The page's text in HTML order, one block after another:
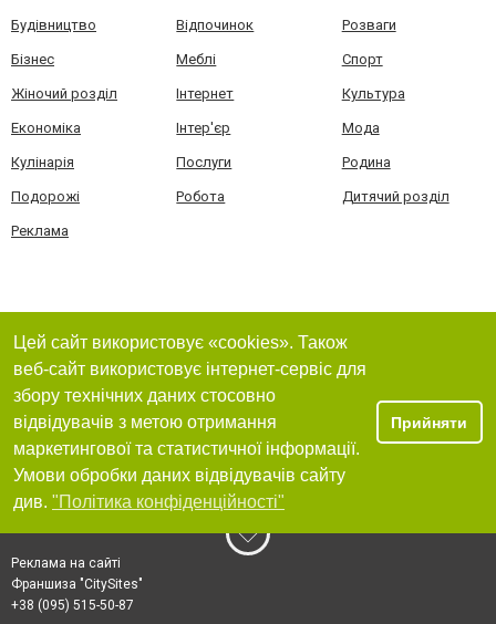
Будівництво Відпочинок Розваги
Бізнес Меблі Спорт
Жіночий розділ Інтернет Культура
Економіка Інтер'єр Мода
Кулінарія Послуги Родина
Подорожі Робота Дитячий розділ
Реклама
Цей сайт використовує «cookies». Також
веб-сайт використовує інтернет-сервіс для
збору технічних даних стосовно
відвідувачів з метою отримання
маркетингової та статистичної інформації.
Умови обробки даних відвідувачів сайту
див. "Політика конфіденційності"
Прийняти
Реклама на сайті
Франшиза "CitySites"
+38 (095) 515-50-87